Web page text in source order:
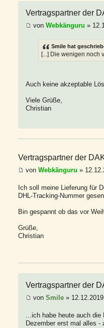
Vertragspartner der
von Webkänguru »
Smile hat
[...] Die wenigen noch
Auch keine akzeptable
Viele Grüße,
Christian
Vertragspartner der
von Webkänguru »
Ich soll meine Lieferung für
DHL-Tracking-Nummer
Bin gespannt ob das vor
Grüße,
Christian
Vertragspartner der
von Smile »
...ich habe heute auch
Dezember erst mal alles -